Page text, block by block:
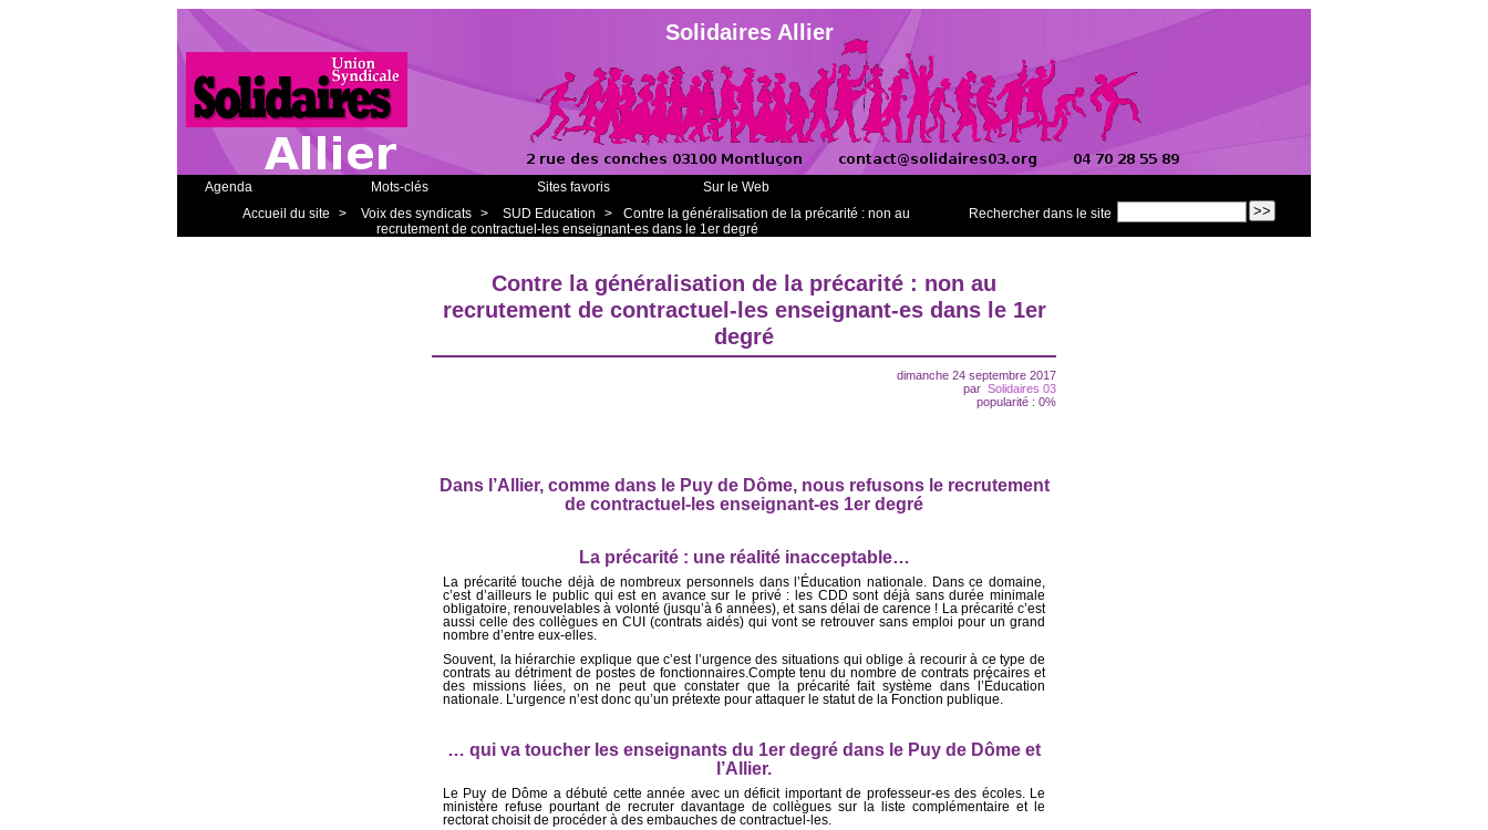
Solidaires Allier
Agenda Mots-clés Sites favoris
Sur le Web
Rechercher dans le site
Accueil du site > Voix des syndicats > SUD Education >
Contre la généralisation de la précarité : non au
recrutement de contractuel-les enseignant-es dans le 1er degré
Contre la généralisation de la précarité : non au
recrutement de contractuel-les enseignant-es dans le 1er
degré
dimanche 24 septembre 2017
par Solidaires 03
popularité : 0%
Dans l’Allier, comme dans le Puy de Dôme, nous refusons le recrutement
de contractuel-les enseignant-es 1er degré
La précarité : une réalité inacceptable…
La précarité touche déjà de nombreux personnels dans l’Éducation nationale. Dans ce domaine,
c’est d’ailleurs le public qui est en avance sur le privé : les CDD sont déjà sans durée minimale
obligatoire, renouvelables à volonté (jusqu’à 6 années), et sans délai de carence ! La précarité c’est
aussi celle des collègues en CUI (contrats aidés) qui vont se retrouver sans emploi pour un grand
nombre d’entre eux-elles.
Souvent, la hiérarchie explique que c’est l’urgence des situations qui oblige à recourir à ce type de
contrats au détriment de postes de fonctionnaires.Compte tenu du nombre de contrats précaires et
des missions liées, on ne peut que constater que la précarité fait système dans l’Éducation
nationale. L’urgence n’est donc qu’un prétexte pour attaquer le statut de la Fonction publique.
… qui va toucher les enseignants du 1er degré dans le Puy de Dôme et
l’Allier.
Le Puy de Dôme a débuté cette année avec un déficit important de professeur-es des écoles. Le
ministère refuse pourtant de recruter davantage de collègues sur la liste complémentaire et le
rectorat choisit de procéder à des embauches de contractuel-les.